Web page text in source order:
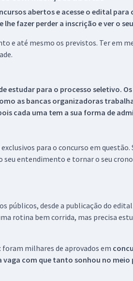
abertos e acesse o edital
fazer perder a inscrição e ver o
e até mesmo os previstos. Ter em
estudar para o processo seletivo.
as bancas organizadoras
cada uma tem a sua forma de
para o concurso em
entendimento e tornar o seu
públicos, desde a publicação do
rotina bem corrida, mas precisa
milhares de aprovados em
vaga com que tanto sonhou no meio